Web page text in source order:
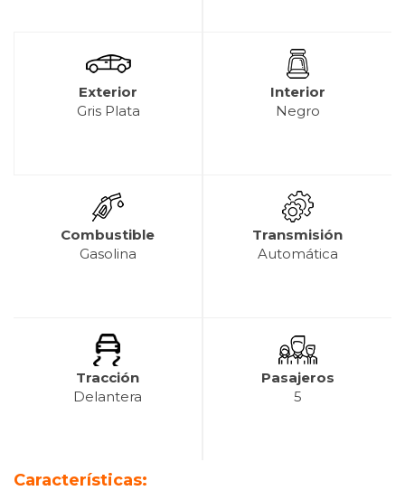
Exterior
Gris Plata
Interior
Negro
Combustible
Gasolina
Transmisión
Automática
Tracción
Delantera
Pasajeros
5
Características: